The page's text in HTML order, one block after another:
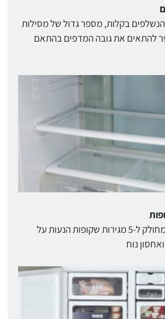
הנשלפים בקלות, מספר גדול של מסילות
להתאים את גובה המדפים בהתאם
תא הקפאה נוח וגדול, מחולק ל-5 מגירות שקופות הנעות על
נוח